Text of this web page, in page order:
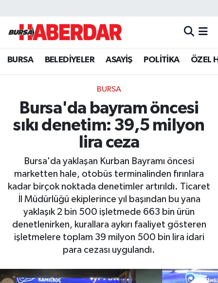
BURSA BELEDİYELER ASAYİŞ POLİTİKA ÖZEL
BURSA
Bursa'da bayram öncesi
sıkı denetim: 39,5 milyon
lira ceza
Bursa'da yaklaşan Kurban Bayramı öncesi
marketten hale, otobüs terminalinden fırınlara
kadar birçok noktada denetimler artırıldı. Ticaret
İl Müdürlüğü ekiplerince yıl başından bu yana
yaklaşık 2 bin 500 işletmede 663 bin ürün
denetlenirken, kurallara aykırı faaliyet gösteren
işletmelere toplam 39 milyon 500 bin lira idari
para cezası uygulandı.
Hava Durumu
Trafik Durumu
Süper Lig Puan Durumu ve Fikstür
Tüm Manşetler
Son Dakika Haberleri
Haber Arşivi